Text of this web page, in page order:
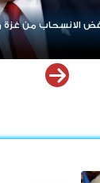
رفضه لمسودة